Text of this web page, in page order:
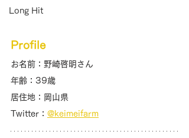
Long Hit
Profile
お名前：野崎啓明さん
年齢：39歳
居住地：岡山県
Twitter： @keimeifarm